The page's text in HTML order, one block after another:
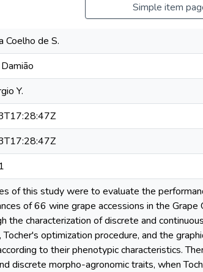
Simple item
Coelho de S.
Y.
of this study were to evaluate the
of 66 wine grape accessions in the
the characterization of discrete and
Tocher's optimization procedure, and the
to their phenotypic characteristics.
discrete morpho-agronomic traits, when